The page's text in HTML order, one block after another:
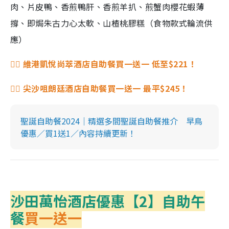
肉、片皮鴨、香煎鴨肝、香煎羊扒、煎蟹肉櫻花蝦薄
撐、即焗朱古力心太軟、山楂桃膠糕（食物款式輪流供
應）
👉🏻 維港凱悅尚萃酒店自助餐買一送一 低至$221！
👉🏻 尖沙咀朗廷酒店自助餐買一送一 最平$245！
聖誕自助餐2024｜精選多間聖誕自助餐推介 早鳥
優惠／買1送1／內容持續更新！
沙田萬怡酒店優惠【2】自助午
餐買一送一